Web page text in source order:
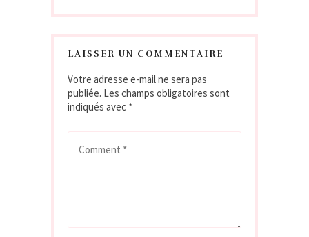
LAISSER UN COMMENTAIRE
Votre adresse e-mail ne sera pas
publiée. Les champs obligatoires sont
indiqués avec *